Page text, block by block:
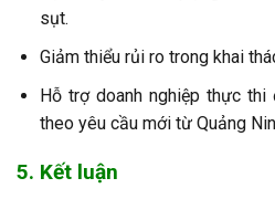
sụt.
Giảm thiểu rủi ro trong khai
Hỗ trợ doanh nghiệp thực
theo yêu cầu mới từ Quảng
5. Kết luận